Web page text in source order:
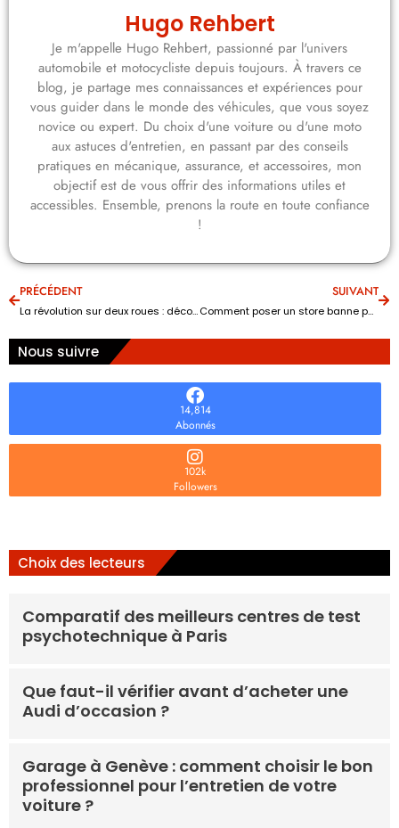
Hugo Rehbert
Je m'appelle Hugo Rehbert, passionné par l'univers
automobile et motocycliste depuis toujours. À travers ce
blog, je partage mes connaissances et expériences pour
vous guider dans le monde des véhicules, que vous soyez
novice ou expert. Du choix d'une voiture ou d'une moto
aux astuces d'entretien, en passant par des conseils
pratiques en mécanique, assurance, et accessoires, mon
objectif est de vous offrir des informations utiles et
accessibles. Ensemble, prenons la route en toute confiance
!
PRÉCÉDENT
La révolution sur deux roues : découvrez la dernière bmw moto qui défie les lois
SUIVANT
Comment poser un store banne pour son fourgon ?
Nous suivre
14,814
Abonnés
102k
Followers
Choix des lecteurs
Comparatif des meilleurs centres de test
psychotechnique à Paris
Que faut-il vérifier avant d’acheter une
Audi d’occasion ?
Garage à Genève : comment choisir le bon
professionnel pour l’entretien de votre
voiture ?